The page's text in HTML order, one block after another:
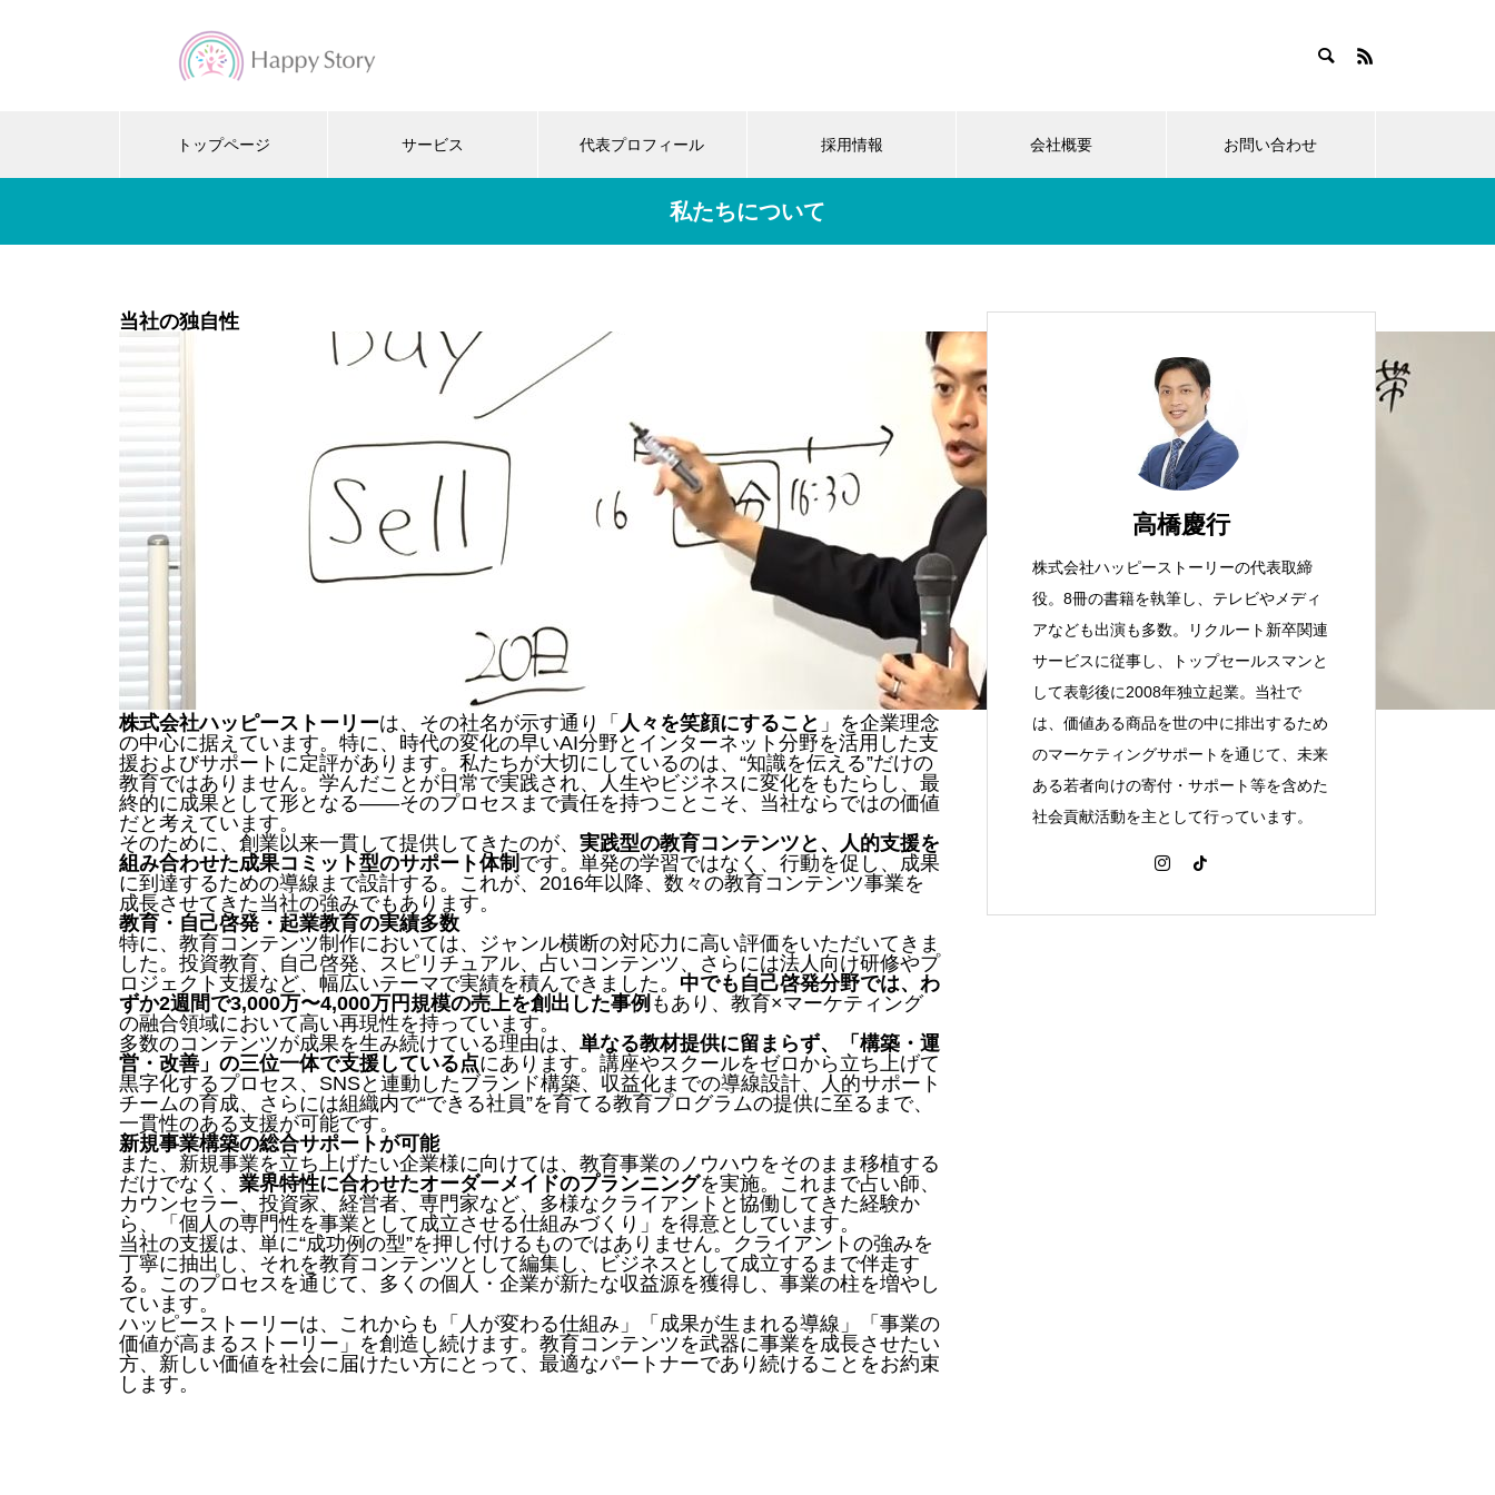
トップページ サービス 代表プロフィール 採用情報 会社概要 お問い合わせ
私たちについて
当社の独自性
株式会社ハッピーストーリーは、その社名が示す通り「 人々を笑顔にすること 」を企業理念
の中心に据えています。特に、時代の変化の早いAI分野とインターネット分野を活用した支
援およびサポートに定評があります。私たちが大切にしているのは、“知識を伝える”だけの
教育ではありません。学んだことが日常で実践され、人生やビジネスに変化をもたらし、最
終的に成果として形となる――そのプロセスまで責任を持つことこそ、当社ならではの価値
だと考えています。
そのために、創業以来一貫して提供してきたのが、 実践型の教育コンテンツと、人的支援を
組み合わせた成果コミット型のサポート体制 です。単発の学習ではなく、行動を促し、成果
に到達するための導線まで設計する。これが、2016年以降、数々の教育コンテンツ事業を
成長させてきた当社の強みでもあります。
教育・自己啓発・起業教育の実績多数
特に、教育コンテンツ制作においては、ジャンル横断の対応力に高い評価をいただいてきま
した。投資教育、自己啓発、スピリチュアル、占いコンテンツ、さらには法人向け研修やプ
ロジェクト支援など、幅広いテーマで実績を積んできました。 中でも自己啓発分野では、わ
ずか2週間で3,000万〜4,000万円規模の売上を創出した事例 もあり、教育×マーケティング
の融合領域において高い再現性を持っています。
多数のコンテンツが成果を生み続けている理由は、 単なる教材提供に留まらず、「構築・運
営・改善」の三位一体で支援している点にあります。講座やスクールをゼロから立ち上げて
黒字化するプロセス、SNSと連動したブランド構築、収益化までの導線設計、人的サポート
チームの育成、さらには組織内で“できる社員”を育てる教育プログラムの提供に至るまで、
一貫性のある支援が可能です。
新規事業構築の総合サポートが可能
また、新規事業を立ち上げたい企業様に向けては、教育事業のノウハウをそのまま移植する
だけでなく、 業界特性に合わせたオーダーメイドのプランニングを実施。これまで占い師、
カウンセラー、投資家、経営者、専門家など、多様なクライアントと協働してきた経験か
ら、「個人の専門性を事業として成立させる仕組みづくり」を得意としています。
当社の支援は、単に“成功例の型”を押し付けるものではありません。クライアントの強みを
丁寧に抽出し、それを教育コンテンツとして編集し、ビジネスとして成立するまで伴走す
る。このプロセスを通じて、多くの個人・企業が新たな収益源を獲得し、事業の柱を増やし
ています。
ハッピーストーリーは、これからも「人が変わる仕組み」「成果が生まれる導線」「事業の
価値が高まるストーリー」を創造し続けます。教育コンテンツを武器に事業を成長させたい
方、新しい価値を社会に届けたい方にとって、最適なパートナーであり続けることをお約束
します。
高橋慶行
株式会社ハッピーストーリーの代表取締
役。8冊の書籍を執筆し、テレビやメディ
アなども出演も多数。リクルート新卒関連
サービスに従事し、トップセールスマンと
して表彰後に2008年独立起業。当社で
は、価値ある商品を世の中に排出するため
のマーケティングサポートを通じて、未来
ある若者向けの寄付・サポート等を含めた
社会貢献活動を主として行っています。